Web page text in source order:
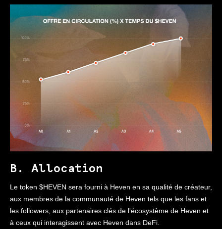
B. Allocation
Le token $HEVEN sera fourni à Heven en sa qualité de créateur,
aux membres de la communauté de Heven tels que les fans et
les followers, aux partenaires clés de l'écosystème de Heven et
à ceux qui interagissent avec Heven dans DeFi.